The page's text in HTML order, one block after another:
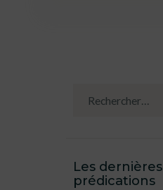
Les dernières
prédications